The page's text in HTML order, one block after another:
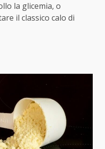
la glicemia, o
il classico calo di